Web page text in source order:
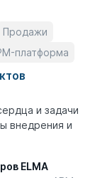
Продажи
платформа
и задачи
внедрения и
ELMA